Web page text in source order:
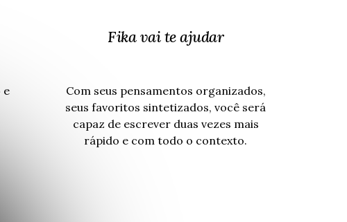
e
Fika vai te ajudar
Com seus pensamentos organizados,
seus favoritos sintetizados, você será
capaz de escrever duas vezes mais
rápido e com todo o contexto.